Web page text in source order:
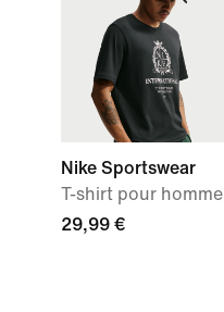
Nike Sportswear
T-shirt pour homme
29,99 €